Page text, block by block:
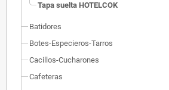
Tapa suelta HOTELCOK
Batidores
Botes-Especieros-Tarros
Cacillos-Cucharones
Cafeteras